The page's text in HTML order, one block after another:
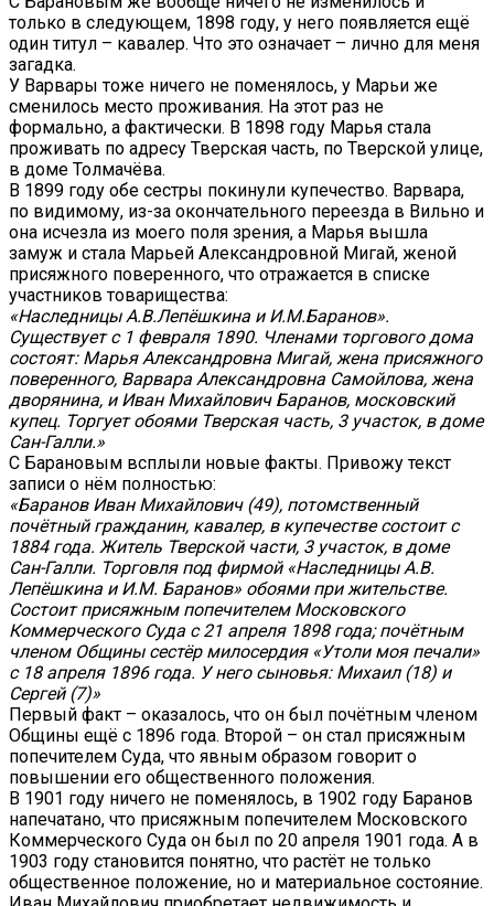
только в следующем, 1898 году, у него появляется ещё
один титул – кавалер. Что это означает – лично для меня
загадка.
У Варвары тоже ничего не поменялось, у Марьи же
сменилось место проживания. На этот раз не
формально, а фактически. В 1898 году Марья стала
проживать по адресу Тверская часть, по Тверской улице,
в доме Толмачёва.
В 1899 году обе сестры покинули купечество. Варвара,
по видимому, из-за окончательного переезда в Вильно и
она исчезла из моего поля зрения, а Марья вышла
замуж и стала Марьей Александровной Мигай, женой
присяжного поверенного, что отражается в списке
участников товарищества:
«Наследницы А.В.Лепёшкина и И.М.Баранов».
Существует с 1 февраля 1890. Членами торгового дома
состоят: Марья Александровна Мигай, жена присяжного
поверенного, Варвара Александровна Самойлова, жена
дворянина, и Иван Михайлович Баранов, московский
купец. Торгует обоями Тверская часть, 3 участок, в доме
Сан-Галли.»
С Барановым всплыли новые факты. Привожу текст
записи о нём полностью:
«Баранов Иван Михайлович (49), потомственный
почётный гражданин, кавалер, в купечестве состоит с
1884 года. Житель Тверской части, 3 участок, в доме
Сан-Галли. Торговля под фирмой «Наследницы А.В.
Лепёшкина и И.М. Баранов» обоями при жительстве.
Состоит присяжным попечителем Московского
Коммерческого Суда с 21 апреля 1898 года; почётным
членом Общины сестёр милосердия «Утоли моя печали»
с 18 апреля 1896 года. У него сыновья: Михаил (18) и
Сергей (7)»
Первый факт – оказалось, что он был почётным членом
Общины ещё с 1896 года. Второй – он стал присяжным
попечителем Суда, что явным образом говорит о
повышении его общественного положения.
В 1901 году ничего не поменялось, в 1902 году Баранов
напечатано, что присяжным попечителем Московского
Коммерческого Суда он был по 20 апреля 1901 года. А в
1903 году становится понятно, что растёт не только
общественное положение, но и материальное состояние.